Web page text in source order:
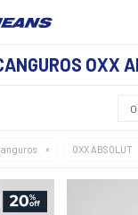
OXX
OXX ABSOLUT